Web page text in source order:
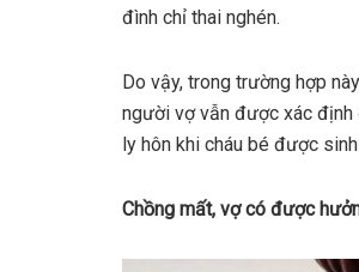
đình chỉ thai nghén.
Do vậy, trong trường hợp
người vợ vẫn được xác định
ly hôn khi cháu bé được
Chồng mất, vợ có được